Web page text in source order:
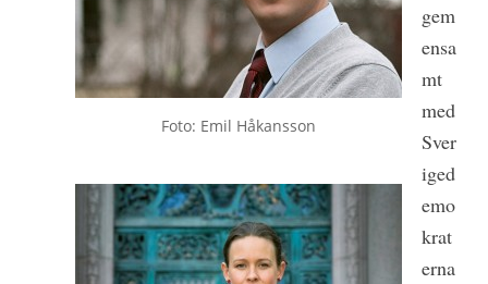
Foto: Emil Håkansson
gem
ensa
mt
med
Sver
iged
emo
krat
erna